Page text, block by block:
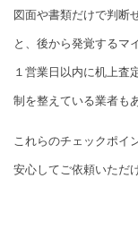
図面や書類だけで判断
と、後から発覚するマ
１営業日以内に机上査
制を整えている業者も
これらのチェックポイ
安心してご依頼いただ